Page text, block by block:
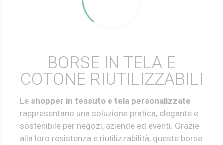
BORSE IN TELA E
COTONE RIUTILIZZABILI
Le shopper in tessuto e tela personalizzate
rappresentano una soluzione pratica, elegante e
sostenibile per negozi, aziende ed eventi. Grazie
alla loro resistenza e riutilizzabilità, queste borse